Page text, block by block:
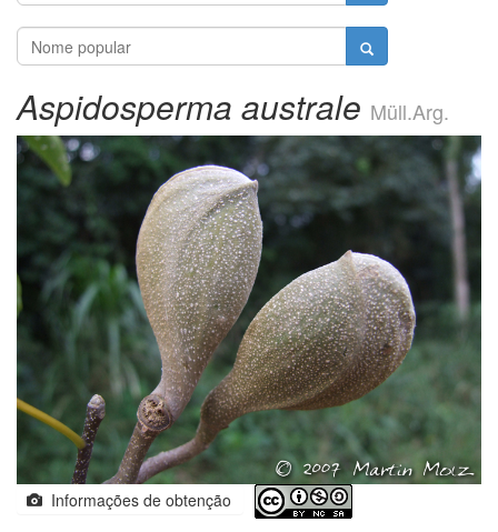
Aspidosperma australe Müll.Arg.
Informações de obtenção